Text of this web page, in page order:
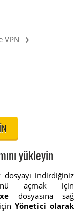
VPN ›
yükleyin
indirdiğiniz
açmak için
dosyasına sağ
içinYönetici olarak